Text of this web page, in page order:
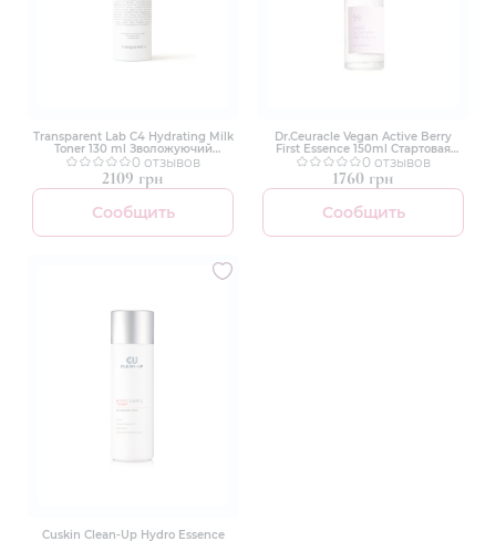
Transparent Lab C4 Hydrating Milk
Toner 130 ml Зволожуючий
молочний тонер
0 отзывов
2109 грн
Сообщить
Dr.Ceuracle Vegan Active Berry
First Essence 150ml Стартовая
эссенция с ресвератролом и
клюквенным экстрактом
0 отзывов
1760 грн
Сообщить
Cuskin Сlean-Up Hydro Essence